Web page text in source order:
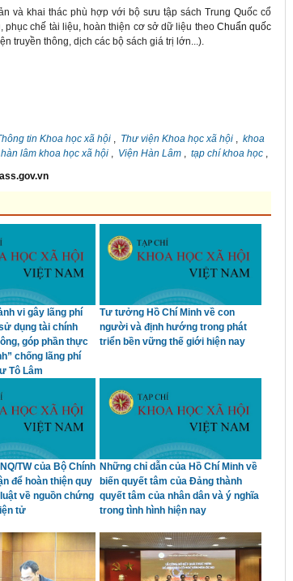
khai thác phù hợp với bộ sưu tập sách Trung Quốc cổ
phục chế tài liệu, hoàn thiện cơ sở dữ liệu theo Chuẩn quốc
truyền thông, dịch các bộ sách giá trị lớn...).
tin Khoa học xã hội , Thư viện Khoa học xã hội , khoa
lâm khoa học xã hội , Viện Hàn Lâm , tạp chí khoa học ,
vi gây lãng phí
dụng tài chính
góp phần thực
chống lãng phí
Tô Lâm
Tư tưởng Hồ Chí Minh về con
người và định hướng trong phát
triển bền vững thế giới hiện nay
TW của Bộ Chính
để hoàn thiện quy
về nguồn chứng
tử
Những chỉ dẫn của Hồ Chí Minh về
biến quyết tâm của Đảng thành
quyết tâm của nhân dân và ý nghĩa
trong tình hình hiện nay